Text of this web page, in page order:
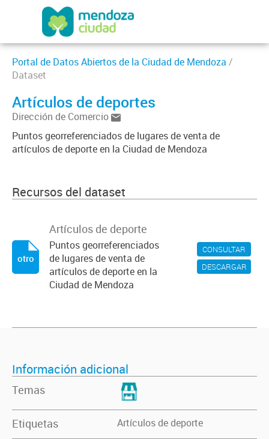
Portal de Datos Abiertos de la Ciudad de Mendoza /
Dataset
Artículos de deportes
Dirección de Comercio
Puntos georreferenciados de lugares de venta de
artículos de deporte en la Ciudad de Mendoza
Recursos del dataset
CONSULTAR
DESCARGAR
Artículos de deporte
Puntos georreferenciados
de lugares de venta de
artículos de deporte en la
Ciudad de Mendoza
otro
Información adicional
Temas
Etiquetas Artículos de deporte